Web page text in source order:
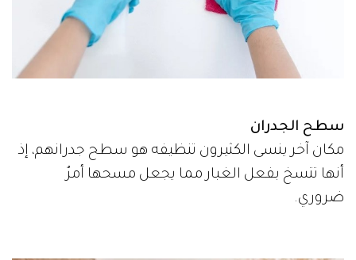
سطح الجدران
مكان آخر ينسى الكثيرون تنظيفه هو سطح جدرانهم، إذ
أنها تتسخ بفعل الغبار مما يجعل مسحها أمرٌ
ضروري.